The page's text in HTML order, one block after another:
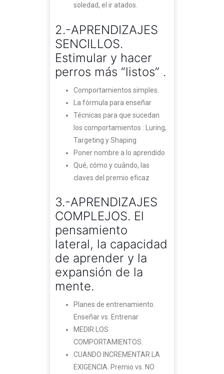
soledad, el ir atados.
2.-APRENDIZAJES
SENCILLOS.
Estimular y hacer
perros más “listos” .
Comportamientos simples.
La fórmula para enseñar
Técnicas para que sucedan
los comportamientos : Luring,
Targeting y Shaping
Poner nombre a lo aprendido
Qué, cómo y cuándo, las
claves del premio eficaz
3.-APRENDIZAJES
COMPLEJOS. El
pensamiento
lateral, la capacidad
de aprender y la
expansión de la
mente.
Planes de entrenamiento.
Enseñar vs. Entrenar
MEDIR LOS
COMPORTAMIENTOS.
CUANDO INCREMENTAR LA
EXIGENCIA. Premio vs. NO